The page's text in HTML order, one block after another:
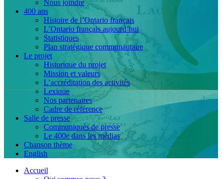
Nous joindre
400 ans
Histoire de l’Ontario français
L’Ontario français aujourd’hui
Statistiques
Plan stratégique communautaire
Le projet
Historique du projet
Mission et valeurs
L’accréditation des activités
Lexique
Nos partenaires
Cadre de référence
Salle de presse
Communiqués de presse
Le 400e dans les médias
Chanson thème
English
Accueil